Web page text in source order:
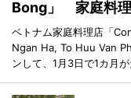
Bong」 家庭料
ベトナム家庭料理店「
Ngan Ha, To Huu Van
ンして、1月3日で1カ月が